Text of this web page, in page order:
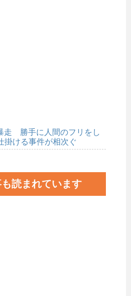
走 勝手に人間のフリをし
掛ける事件が相次ぐ
読まれています